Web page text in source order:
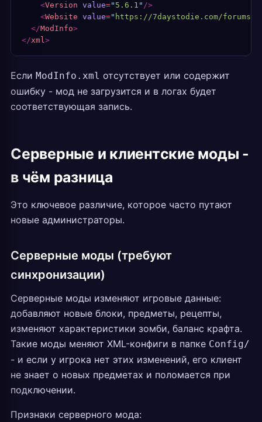
    <
Version value=" 5.6.1 " />
    <
Website value=" https://7daystodie.com/forums/
  </
ModInfo>
</xml>
Если ModInfo.xml отсутствует или содержит
ошибку - мод не загрузится и в логах будет
соответствующая запись.
Серверные и клиентские моды -
в чём разница
Это ключевое различие, которое часто путают
новые администраторы.
Серверные моды (требуют
синхронизации)
Серверные моды изменяют игровые данные:
добавляют новые блоки, предметы, рецепты,
изменяют характеристики зомби, баланс крафта.
Такие моды меняют XML-конфиги в папке Config/
- и если у игрока нет этих изменений, его клиент
не знает о новых предметах и поломается при
подключении.
Признаки серверного мода: